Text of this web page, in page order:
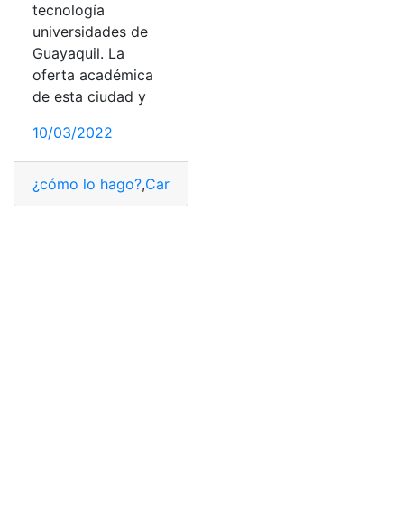
tecnología
universidades de
Guayaquil. La
oferta académica
de esta ciudad y
10/03/2022
¿cómo lo hago?,Carreras universitarias